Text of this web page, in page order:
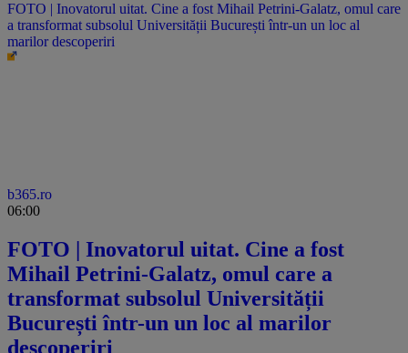
FOTO | Inovatorul uitat. Cine a fost Mihail Petrini-Galatz, omul care
a transformat subsolul Universității București într-un un loc al
marilor descoperiri
b365.ro
06:00
FOTO | Inovatorul uitat. Cine a fost
Mihail Petrini-Galatz, omul care a
transformat subsolul Universității
București într-un un loc al marilor
descoperiri